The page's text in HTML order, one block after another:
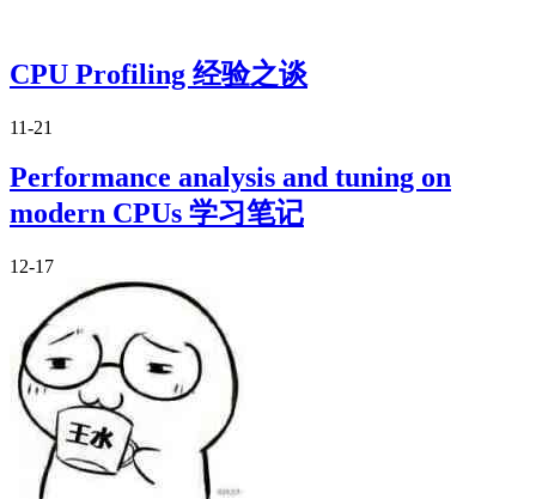
CPU Profiling 经验之谈
11-21
Performance analysis and tuning on
modern CPUs 学习笔记
12-17